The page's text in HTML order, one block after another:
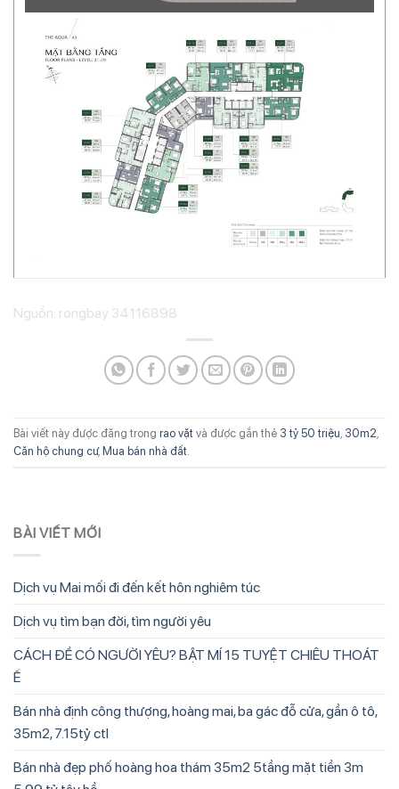
Nguồn: rongbay 34116898
Bài viết này được đăng trong rao vặt và được gắn thẻ 3 tỷ 50 triệu 30m2
Căn hộ chung cư, Mua bán nhà đất
BÀI VIẾT MỚI
Dịch vụ Mai mối đi đến kết hôn nghiêm túc
Dịch vụ tìm bạn đời, tìm người yêu
CÁCH ĐỂ CÓ NGƯỜI YÊU? BẬT MÍ 15 TUYỆT CHIÊU THOÁT
Ế
Bán nhà định công thượng, hoàng mai, ba gác đỗ cửa, gần ô tô,
35m2, 7.15tỷ ctl
Bán nhà đẹp phố hoàng hoa thám 35m2 5tầng mặt tiền 3m